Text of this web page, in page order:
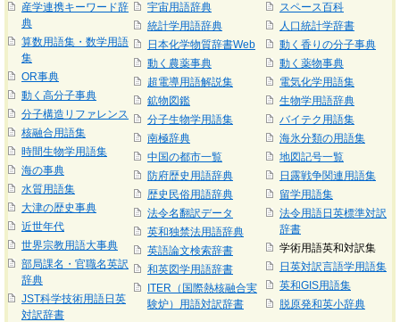
産学連携キーワード辞
典
算数用語集・数学用語
集
OR事典
動く高分子事典
分子構造リファレンス
核融合用語集
時間生物学用語集
海の事典
水質用語集
大津の歴史事典
近世年代
世界宗教用語大事典
部局課名・官職名英訳
辞典
JST科学技術用語日英
対訳辞書
宇宙用語辞典
統計学用語辞典
日本化学物質辞書Web
動く農薬事典
超電導用語解説集
鉱物図鑑
分子生物学用語集
南極辞典
中国の都市一覧
防府歴史用語辞典
歴史民俗用語辞典
法令名翻訳データ
英和独禁法用語辞典
英語論文検索辞書
和英図学用語辞書
ITER（国際熱核融合実
験炉）用語対訳辞書
スペース百科
人口統計学辞書
動く香りの分子事典
動く薬物事典
電気化学用語集
生物学用語辞典
バイテク用語集
海氷分類の用語集
地図記号一覧
日露戦争関連用語集
留学用語集
法令用語日英標準対訳
辞書
学術用語英和対訳集
日英対訳言語学用語集
英和GIS用語集
脱原発和英小辞典